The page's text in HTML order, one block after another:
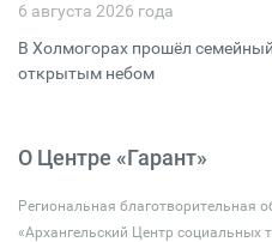
6 августа 2026 года
В Холмогорах прошёл
открытым небом
О Центре «Гарант»
Региональная благотворительная
«Архангельский Центр социальных